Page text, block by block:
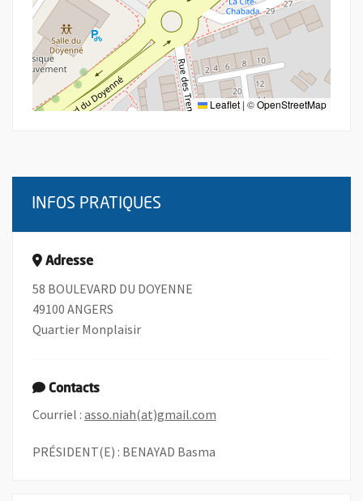
Leaflet | ©OpenStreetMap
INFOS PRATIQUES
Adresse
58 BOULEVARD DU DOYENNE
49100 ANGERS
Quartier Monplaisir
Contacts
Courriel : asso.niah(at)gmail.com
PRÉSIDENT(E) : BENAYAD Basma